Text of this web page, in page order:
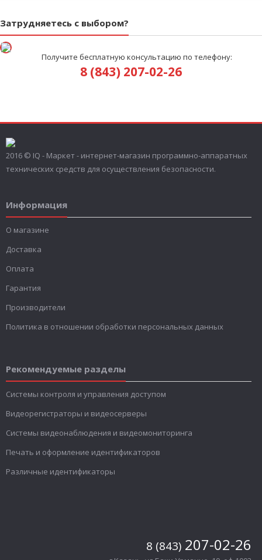
Затрудняетесь с выбором?
Получите бесплатную консультацию по телефону:
8 (843) 207-02-26
2016 © IQ - Маркет - интернет-магазин программно-аппаратных
технических средств для осуществления безопасности.
Информация
О магазине
Доставка
Оплата
Гарантия
Производители
Политика в отношении обработки персональных данных
Рекомендуемые разделы
Системы контроля и управления доступом
Видеорегистраторы и видеосерверы
Системы видеонаблюдения и видеомониторинга
Печать и оформление идентификаторов
Различные идентификаторы
8 (843) 207-02-26